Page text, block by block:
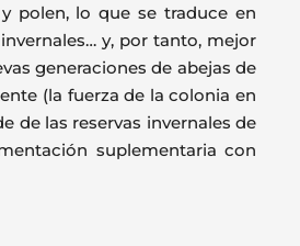
polen, lo que se traduce en
y, por tanto, mejor
generaciones de abejas de
(la fuerza de la colonia en
de las reservas invernales de
suplementaria con